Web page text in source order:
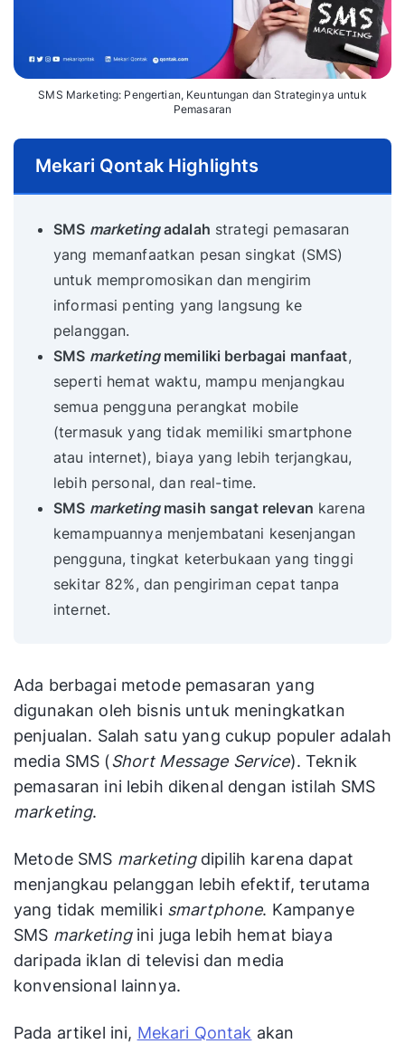
SMS Marketing: Pengertian, Keuntungan dan Strateginya untuk
Pemasaran
Mekari Qontak Highlights
SMS marketingadalah strategi pemasaran
yang memanfaatkan pesan singkat (SMS)
untuk mempromosikan dan mengirim
informasi penting yang langsung ke
pelanggan.
SMS marketingmemiliki berbagai manfaat,
seperti hemat waktu, mampu menjangkau
semua pengguna perangkat mobile
(termasuk yang tidak memiliki smartphone
atau internet), biaya yang lebih terjangkau,
lebih personal, dan real-time.
SMS marketing masih sangat relevan karena
kemampuannya menjembatani kesenjangan
pengguna, tingkat keterbukaan yang tinggi
sekitar 82%, dan pengiriman cepat tanpa
internet.
Ada berbagai metode pemasaran yang
digunakan oleh bisnis untuk meningkatkan
penjualan. Salah satu yang cukup populer adalah
media SMS (Short Message Service). Teknik
pemasaran ini lebih dikenal dengan istilah SMS
marketing.
Metode SMS marketingdipilih karena dapat
menjangkau pelanggan lebih efektif, terutama
yang tidak memiliki smartphone. Kampanye
SMS marketing ini juga lebih hemat biaya
daripada iklan di televisi dan media
konvensional lainnya.
Pada artikel ini, Mekari Qontak akan